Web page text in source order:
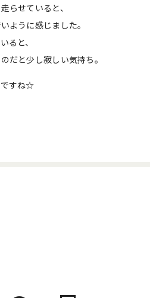
らせていると、
ように感じました。
ると、
だと少し寂しい気持ち。
ですね☆